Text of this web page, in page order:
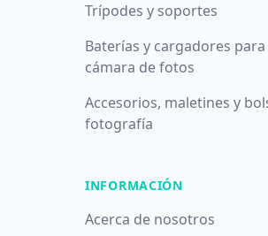
Trípodes y soportes
Baterías y cargadores para
cámara de fotos
Accesorios, maletines y
fotografía
INFORMACIÓN
Acerca de nosotros